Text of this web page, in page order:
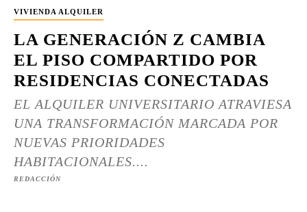
VIVIENDA ALQUILER
LA GENERACIÓN Z CAMBIA
EL PISO COMPARTIDO POR
RESIDENCIAS CONECTADAS
EL ALQUILER UNIVERSITARIO ATRAVIESA
UNA TRANSFORMACIÓN MARCADA POR
NUEVAS PRIORIDADES
HABITACIONALES....
REDACCIÓN